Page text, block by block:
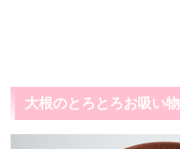
大根のとろとろお吸い物